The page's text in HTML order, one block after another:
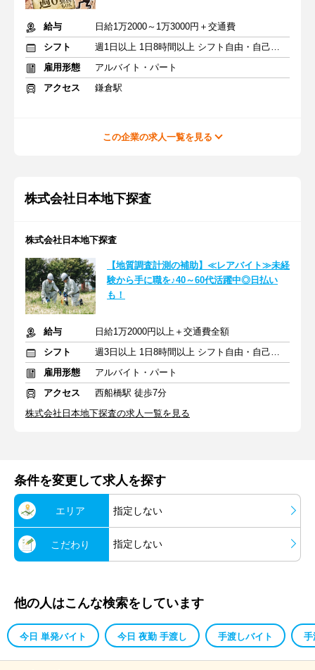
給与
日給1万2000～1万3000円＋交通費
シフト
週1日以上 1日8時間以上 シフト自由・自己申告
雇用形態
アルバイト・パート
アクセス
鎌倉駅
この企業の求人一覧を見る
株式会社日本地下探査
株式会社日本地下探査
【地質調査計測の補助】≪レアバイト≫未経
験から手に職を♪40～60代活躍中◎日払い
も！
給与
日給1万2000円以上＋交通費全額
シフト
週3日以上 1日8時間以上 シフト自由・自己申告
雇用形態
アルバイト・パート
アクセス
西船橋駅 徒歩7分
株式会社日本地下探査の求人一覧を見る
条件を変更して求人を探す
エリア 指定しない
こだわり 指定しない
他の人はこんな検索をしています
今日 単発バイト 今日 夜勤 手渡し 手渡しバイト 手